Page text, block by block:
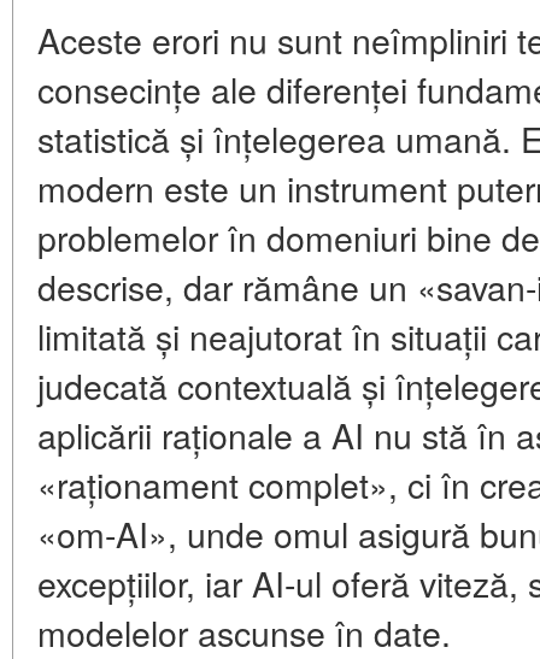
Aceste erori nu sunt neîmpliniri
consecințe ale diferenței
statistică și înțelegerea umană.
modern este un instrument
problemelor în domeniuri bine
descrise, dar rămâne un
limitată și neajutorat în situații
judecată contextuală și
aplicării raționale a AI nu stă în
«raționament complet», ci în
«om-AI», unde omul asigură
excepțiilor, iar AI-ul oferă
modelelor ascunse în date.